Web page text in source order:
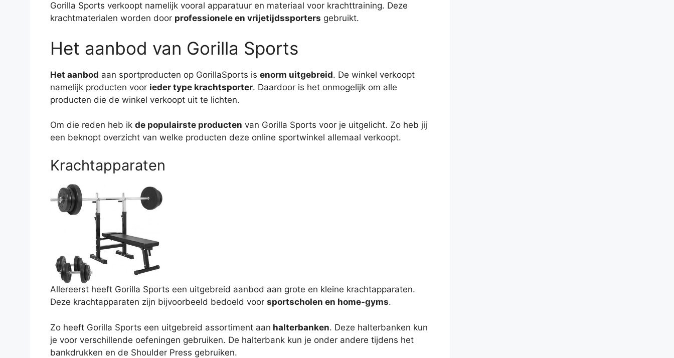
Gorilla Sports verkoopt namelijk vooral apparatuur en materiaal voor krachttraining. Deze
krachtmaterialen worden door professionele en vrijetijdssporters gebruikt.
Het aanbod van Gorilla Sports
Het aanbod aan sportproducten op GorillaSports is enorm uitgebreid. De winkel verkoopt
namelijk producten voor ieder type krachtsporter. Daardoor is het onmogelijk om alle
producten die de winkel verkoopt uit te lichten.
Om die reden heb ik de populairste producten van Gorilla Sports voor je uitgelicht. Zo heb jij
een beknopt overzicht van welke producten deze online sportwinkel allemaal verkoopt.
Krachtapparaten
Allereerst heeft Gorilla Sports een uitgebreid aanbod aan grote en kleine krachtapparaten.
Deze krachtapparaten zijn bijvoorbeeld bedoeld voor sportscholen en home-gyms.
Zo heeft Gorilla Sports een uitgebreid assortiment aan halterbanken. Deze halterbanken kun
je voor verschillende oefeningen gebruiken. De halterbank kun je onder andere tijdens het
bankdrukken en de Shoulder Press gebruiken.